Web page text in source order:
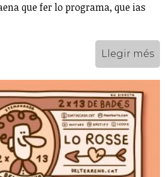
que fer lo programa, que ias
Llegir més